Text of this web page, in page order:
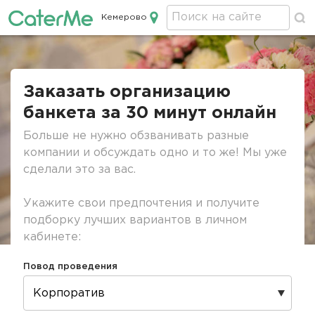
Кейтеринг в Кемерово
Кемерово
Строка
Заказать организацию
банкета за 30 минут онлайн
Больше не нужно обзванивать разные
компании и обсуждать одно и то же! Мы уже
сделали это за вас.
Укажите свои предпочтения и получите
подборку лучших вариантов в личном
кабинете:
Повод проведения